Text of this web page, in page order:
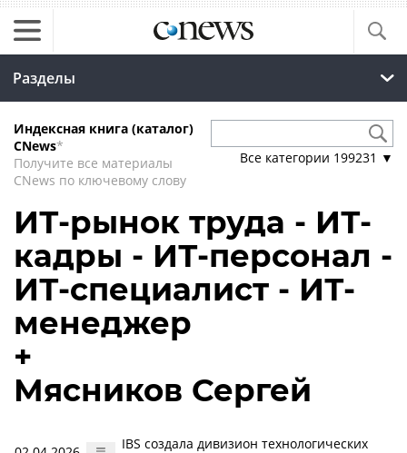
Разделы
Индексная книга (каталог)
CNews*
Получите все материалы
CNews по ключевому слову
Все категории 199231 ▼
ИТ-рынок труда - ИТ-
кадры - ИТ-персонал -
ИТ-специалист - ИТ-
менеджер
+
Мясников Сергей
IBS создала дивизион технологических